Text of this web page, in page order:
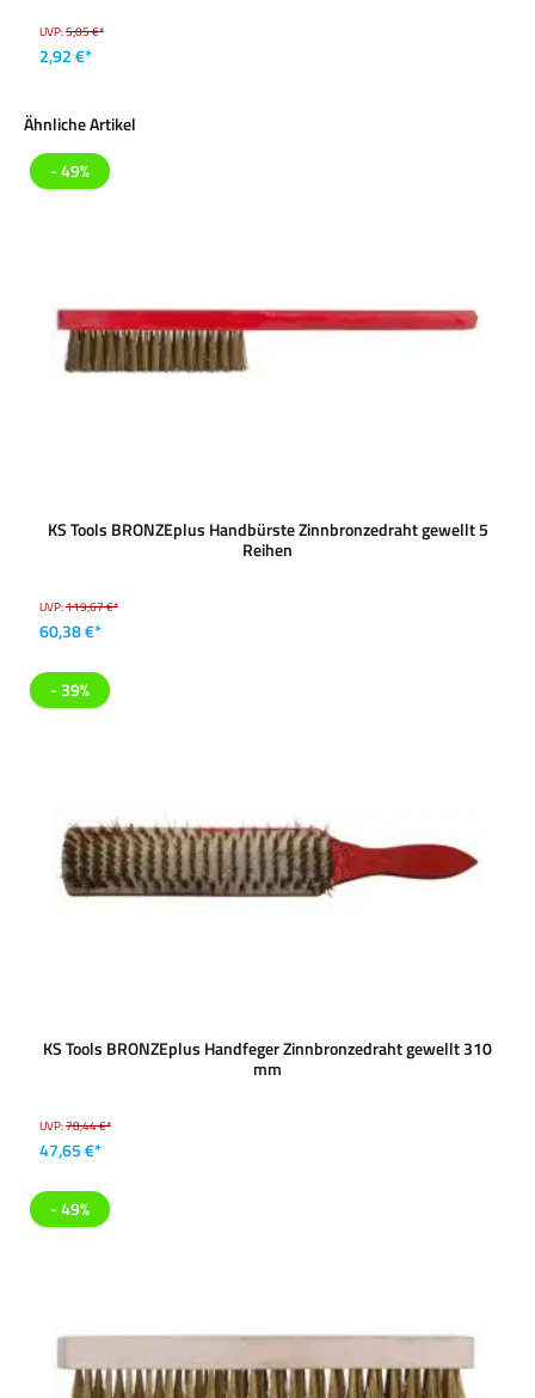
UVP:5,05 €*
2,92 €*
Produktgalerie überspringen
Ähnliche Artikel
- 49%
KS Tools BRONZEplus Handbürste Zinnbronzedraht gewellt 5
Reihen
UVP:119,67 €*
60,38 €*
- 39%
KS Tools BRONZEplus Handfeger Zinnbronzedraht gewellt 310
mm
UVP:78,44 €*
47,65 €*
- 49%